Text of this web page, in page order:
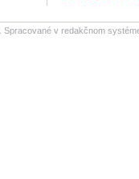
Spracované v redakčnom